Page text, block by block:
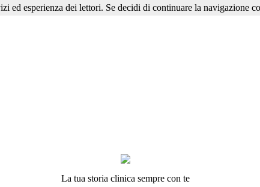
La tua storia clinica sempre con te
ed esperienza dei lettori. Se decidi di continuare la navigazione